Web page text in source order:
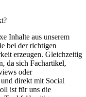
Inhalte aus unserem
bei der richtigen
erzeugen. Gleichzeitig
da sich Fachartikel,
oder
direkt mit Social
ist für uns die